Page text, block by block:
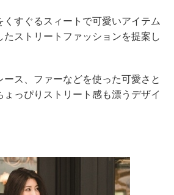
くすぐるスィートで可愛いアイテム
たストリートファッションを提案し
ス、ファーなどを使った可愛さと
ょっぴりストリート感も漂うデザイ